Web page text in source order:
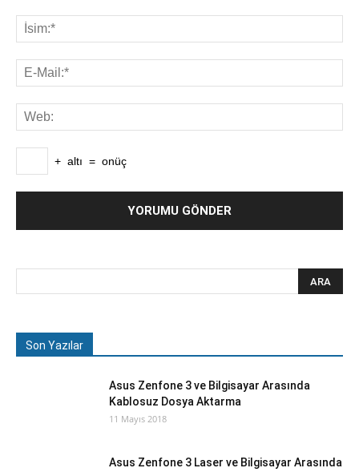
+ altı = onüç
Son Yazılar
Asus Zenfone 3 ve Bilgisayar Arasında
Kablosuz Dosya Aktarma
11 Mayıs 2018
Asus Zenfone 3 Laser ve Bilgisayar Arasında